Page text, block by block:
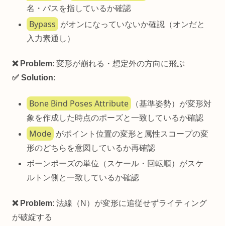
名・パスを指しているか確認
Bypass
がオンになっていないか確認（オンだと
入力素通し）
❌ Problem: 変形が崩れる・想定外の方向に飛ぶ
✅ Solution:
Bone Bind Poses Attribute
（基準姿勢）が変形対
象を作成した時点のポーズと一致しているか確認
Mode がポイント位置の変形と属性スコープの変
形のどちらを意図しているか再確認
ボーンポーズの単位（スケール・回転順）がスケ
ルトン側と一致しているか確認
❌ Problem: 法線（N）が変形に追従せずライティング
が破綻する